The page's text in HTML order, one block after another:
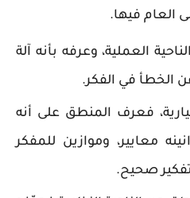
العام فيها.
العملية، وعرفه بأنه آلة
الخطأ في الفكر.
فعرف المنطق على أنه
معايير، وموازين للمفكر
تفكير صحيح.